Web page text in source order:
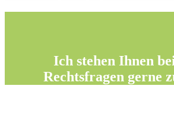
Ich stehen Ihnen
Rechtsfragen gerne